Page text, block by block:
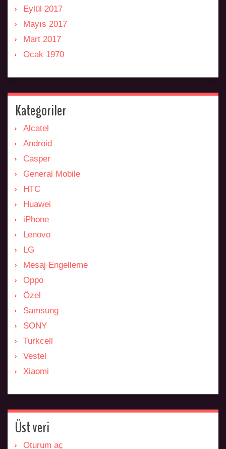
Eylül 2017
Mayıs 2017
Mart 2017
Ocak 1970
Kategoriler
Alcatel
Android
Casper
General Mobile
HTC
Huawei
iPhone
Lenovo
LG
Mesaj Engelleme
Oppo
Özel
Samsung
SONY
Turkcell
Vestel
Xiaomi
Üst veri
Oturum aç